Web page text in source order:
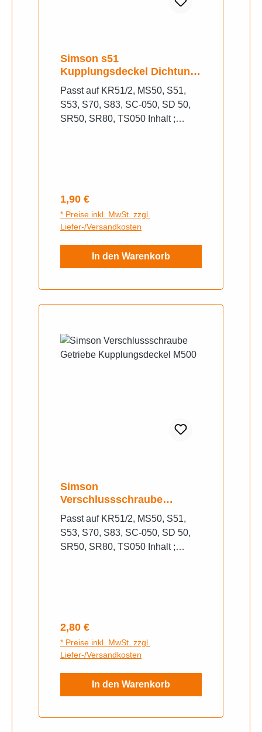
Simson s51
Kupplungsdeckel Dichtung
M500
Passt auf KR51/2, MS50, S51,
S53, S70, S83, SC-050, SD 50,
SR50, SR80, TS050 Inhalt ;
Regulärer Preis:
1,90 €
* Preise inkl. MwSt. zzgl.
Liefer-/Versandkosten
In den Warenkorb
Simson
Verschlussschraube
Getriebe Kupplungsdeckel
M500
Passt auf KR51/2, MS50, S51,
S53, S70, S83, SC-050, SD 50,
SR50, SR80, TS050 Inhalt ;
Regulärer Preis:
2,80 €
* Preise inkl. MwSt. zzgl.
Liefer-/Versandkosten
In den Warenkorb